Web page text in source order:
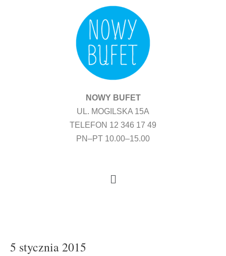
NOWY BUFET
UL. MOGILSKA 15A
TELEFON 12 346 17 49
PN–PT 10.00–15.00
Menu
5 stycznia 2015